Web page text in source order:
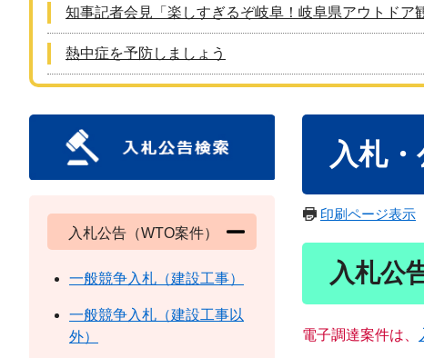
知事記者会見「楽しすぎるぞ岐阜！岐阜県アウトドア
熱中症を予防しましょう
入札
印刷ページ表示
入札公
電子調達案件は、
入札公告（WTO案件）
一般競争入札（建設工事）
一般競争入札（建設工事以
外）